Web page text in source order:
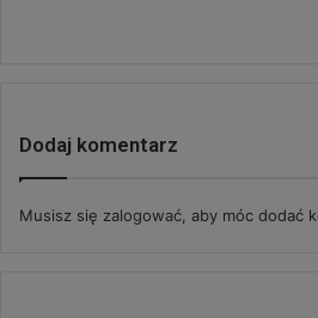
Dodaj komentarz
Musisz się zalogować, aby móc dodać